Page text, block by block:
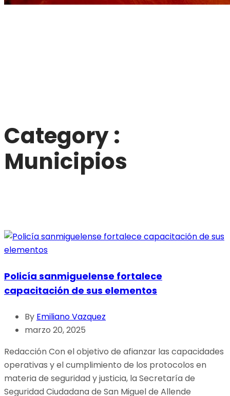
Category :
Municipios
Policía sanmiguelense fortalece
capacitación de sus elementos
By Emiliano Vazquez
marzo 20, 2025
Redacción Con el objetivo de afianzar las capacidades
operativas y el cumplimiento de los protocolos en
materia de seguridad y justicia, la Secretaría de
Seguridad Ciudadana de San Miguel de Allende